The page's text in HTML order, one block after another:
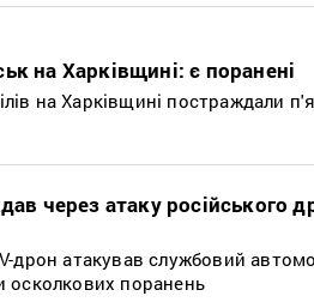
на Харківщині: є поранені
на Харківщині постраждали
через атаку російського
дрон атакував службовий
осколкових поранень